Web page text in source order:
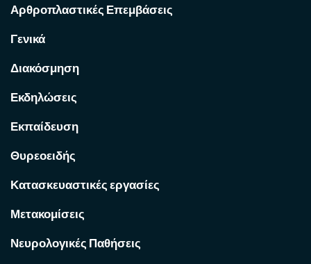
Αρθροπλαστικές Επεμβάσεις
Γενικά
Διακόσμηση
Εκδηλώσεις
Εκπαίδευση
Θυρεοειδής
Κατασκευαστικές εργασίες
Μετακομίσεις
Νευρολογικές Παθήσεις